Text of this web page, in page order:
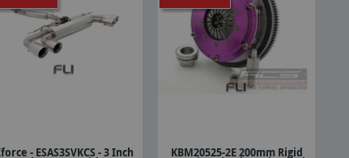
- ESAS3SVKCS - 3 Inch KBM20525-2E 200mm Rigid